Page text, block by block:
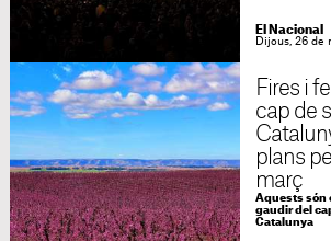
El Nacional
Dijous, 26 de
Fires i
cap de
plans
març
Aquests són
gaudir del
Catalunya